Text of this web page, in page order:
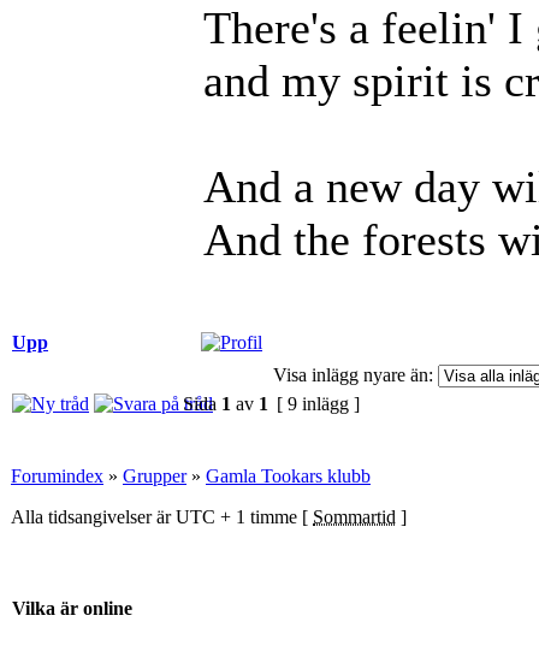
There's a feelin'
and my spirit is
And a new day
And the forests
Upp
Visa inlägg nyare än:
Sida 1 av 1 [ 9 inlägg ]
Forumindex » Grupper» Gamla Tookars klubb
Alla tidsangivelser är UTC + 1 timme [ Sommartid ]
Vilka är online